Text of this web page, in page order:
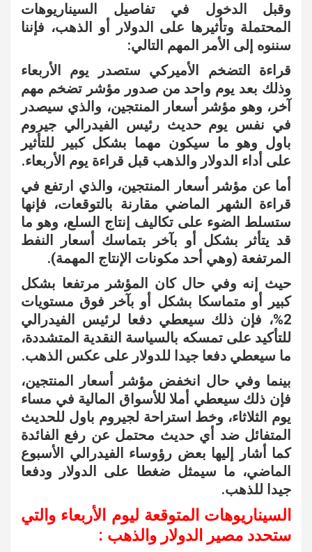
وقبل الدخول في تفاصيل السيناريوهات
المحتملة وتأثيرها على الدولار أو الذهب، فإننا
سننوه إلى الأمر المهم التالي:
قراءة التضخم الأميركي ستصدر يوم الأربعاء
وذلك بعد يوم واحد من صدور مؤشر تضخم مهم
آخر، وهو مؤشر أسعار المنتجين، والذي سيصدر
في نفس يوم حديث رئيس الفيدرالي جيروم
باول وهو ما سيكون مهما بشكل كبير للتأثير
على أداء الدولار والذهب قبل قراءة يوم الأربعاء.
أما عن مؤشر أسعار المنتجين، والذي ارتفع في
قراءة الشهر الماضي مقارنة بالتوقعات، فإنها
ستسلط الضوء على تكاليف إنتاج السلع، وهو ما
قد يتأثر بشكل أو بآخر بتماسك أسعار النفط
المرتفعة (وهي أحد مكونات الإنتاج المهمة).
حيث إنه وفي حال كان المؤشر مرتفعا بشكل
كبير أو متماسكا بشكل أو بآخر فوق مستويات
2%، فإن ذلك سيعطي دفعا لرئيس الفيدرالي
للتأكيد على تمسكه بالسياسة النقدية المتشددة،
ما سيعطي دفعا جيدا للدولار على عكس الذهب.
بينما وفي حال انخفض مؤشر أسعار المنتجين،
فإن ذلك سيعطي أملا للأسواق المالية في مساء
يوم الثلاثاء، وخط استراحة لجيروم باول للحديث
المتفائل ضد أي حديث محتمل عن رفع الفائدة
كما أشار إليها بعض رؤوساء الفيدرالي الأسبوع
الماضي، ما سيمثل ضغطا على الدولار ودفعا
جيدا للذهب.
السيناريوهات المتوقعة ليوم الأربعاء والتي
ستحدد مصير الدولار والذهب :